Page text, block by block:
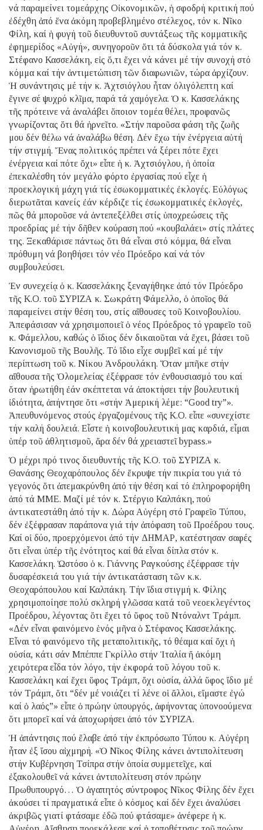
νά παραμείνει τομεάρχης Οἰκονομικῶν, ἡ σφοδρή κριτική πού
ἐδέχθη ἀπό ἕνα ἀκόμη προβεβλημένο στέλεχος, τόν κ. Νῖκο
Φίλη, καί ἡ φυγή τοῦ διευθυντοῦ συντάξεως τῆς κομματικῆς
ἐφημερίδος «Αὐγή», συνηγοροῦν ὅτι τά δύσκολα γιά τόν κ.
Στέφανο Κασσελάκη, εἰς ὅ,τι ἔχει νά κάνει μέ τήν συνοχή στό
κόμμα καί τήν ἀντιμετώπιση τῶν διαφωνιῶν, τώρα ἀρχίζουν.
Ἡ συνάντησις μέ τήν κ. Ἀχτσιόγλου ἦταν ὀλιγόλεπτη καί
ἔγινε σέ ψυχρό κλῖμα, παρά τά χαμόγελα. Ὁ κ. Κασσελάκης
τῆς πρότεινε νά ἀναλάβει ὅποιον τομέα θέλει, προφανῶς
γνωρίζοντας ὅτι θά ἠρνεῖτο. «Στήν παροῦσα φάση τῆς ζωῆς
μου δέν θέλω νά ἀναλάβω θέση. Δέν ἔχω τήν ἐνέργεια αὐτή
τήν στιγμή. Ἕνας πολιτικός πρέπει νά ξέρει πότε ἔχει
ἐνέργεια καί πότε ὄχι» εἶπε ἡ κ. Ἀχτσιόγλου, ἡ ὁποία
ἐπεκαλέσθη τόν μεγάλο φόρτο ἐργασίας πού εἶχε ἡ
προεκλογική μάχη γιά τίς ἐσωκομματικές ἐκλογές. Εὐλόγως
διερωτᾶται κανείς ἐάν κέρδιζε τίς ἐσωκομματικές ἐκλογές,
πῶς θά μποροῦσε νά ἀντεπεξέλθει στίς ὑποχρεώσεις τῆς
προεδρίας μέ τήν δῆθεν κούραση πού «κουβαλάει» στίς πλάτες
της. Ξεκαθάρισε πάντως ὅτι θά εἶναι στό κόμμα, θά εἶναι
πρόθυμη νά βοηθήσει τόν νέο Πρόεδρο καί νά τόν
συμβουλεύσει.
Ἐν συνεχείᾳ ὁ κ. Κασσελάκης ξεναγήθηκε ἀπό τόν Πρόεδρο
τῆς Κ.Ο. τοῦ ΣΥΡΙΖΑ κ. Σωκράτη Φάμελλο, ὁ ὁποῖος θά
παραμείνει στήν θέση του, στίς αἴθουσες τοῦ Κοινοβουλίου.
Ἀπεφάσισαν νά χρησιμοποιεῖ ὁ νέος Πρόεδρος τό γραφεῖο τοῦ
κ. Φάμελλου, καθώς ὁ ἴδιος δέν δικαιοῦται νά ἔχει, βάσει τοῦ
Κανονισμοῦ τῆς Βουλῆς. Τό ἴδιο εἶχε συμβεῖ καί μέ τήν
περίπτωση τοῦ κ. Νίκου Ἀνδρουλάκη. Ὅταν μπῆκε στήν
αἴθουσα τῆς Ὁλομελείας ἐξέφρασε τόν ἐνθουσιασμό του καί
ὅταν ἠρωτήθη ἐάν σκέπτεται νά ἀποκτήσει τήν βουλευτική
ἰδιότητα, ἀπήντησε ὅτι «στήν Ἀμερική λέμε: “Good try”».
Ἀπευθυνόμενος στούς ἐργαζομένους τῆς Κ.Ο. εἶπε «συνεχίστε
τήν καλή δουλειά. Εἶστε ἡ κοινοβουλευτική μας καρδιά, εἶμαι
ὑπέρ τοῦ ἀθλητισμοῦ, ἄρα δέν θά χρειαστεῖ bypass.»
Ὁ μέχρι πρό τινος διευθυντής τῆς Κ.Ο. τοῦ ΣΥΡΙΖΑ κ.
Θανάσης Θεοχαρόπουλος δέν ἔκρυψε τήν πικρία του γιά τό
γεγονός ὅτι ἀπεμακρύνθη ἀπό τήν θέση καί τό ἐπληροφορήθη
ἀπό τά ΜΜΕ. Μαζί μέ τόν κ. Στέργιο Καλπάκη, πού
ἀντικατεστάθη ἀπό τήν κ. Δώρα Αὐγέρη στό Γραφεῖο Τύπου,
δέν ἐξέφρασαν παράπονα γιά τήν ἀπόφαση τοῦ Προέδρου τους.
Καί οἱ δύο, προερχόμενοι ἀπό τήν ΔΗΜΑΡ, κατέστησαν σαφές
ὅτι εἶναι ὑπέρ τῆς ἑνότητος καί θά εἶναι δίπλα στόν κ.
Κασσελάκη. Ὡστόσο ὁ κ. Γιάννης Ραγκούσης ἐξέφρασε τήν
δυσαρέσκειά του γιά τήν ἀντικατάσταση τῶν κ.κ.
Θεοχαρόπουλου καί Καλπάκη. Τήν ἴδια στιγμή κ. Φίλης
χρησιμοποίησε πολύ σκληρή γλῶσσα κατά τοῦ νεοεκλεγέντος
Προέδρου, λέγοντας ὅτι ἔχει τό ὕφος τοῦ Ντόναλντ Τράμπ.
«Δέν εἶναι φαινόμενο ἑνός μῆνα ὁ Στέφανος Κασσελάκης.
Εἶναι τό φαινόμενο τῆς μεταπολιτικῆς, τό θέαμα καί ὄχι ἡ
οὐσία, κάτι σάν Μπέππε Γκρίλλο στήν Ἰταλία ἤ ἀκόμη
χειρότερα εἶδα τόν λόγο, τήν ἐκφορά τοῦ λόγου τοῦ κ.
Κασσελάκη καί ἔχει ὕφος Τράμπ, ὄχι οὐσία, ἀλλά ὕφος ἴδιο μέ
τόν Τράμπ, ὅτι “δέν μέ νοιάζει τί λένε οἱ ἄλλοι, εἴμαστε ἐγώ
καί ὁ λαός”» εἶπε ὁ πρώην ὑπουργός, ἀφήνοντας ὑπονοούμενα
ὅτι μπορεῖ καί νά ἀποχωρήσει ἀπό τόν ΣΥΡΙΖΑ.
Ἡ ἀπάντησις πού ἔλαβε ἀπό τήν ἐκπρόσωπο Τύπου κ. Αὐγέρη
ἦταν ἐξ ἴσου αἰχμηρή. «Ὁ Νῖκος Φίλης κάνει ἀντιπολίτευση
στήν Κυβέρνηση Τσίπρα στήν ὁποία συμμετεῖχε, καί
ἐξακολουθεῖ νά κάνει ἀντιπολίτευση στόν πρώην
Πρωθυπουργό… Ὁ ἀγαπητός σύντροφος Νῖκος Φίλης δέν ἔχει
ἀκούσει τί πραγματικά εἶπε ὁ κόσμος καί δέν ἔχει ἀναλύσει
ἀκριβῶς γιατί φτάσαμε ἐδῶ πού φτάσαμε» ἀνέφερε ἡ κ.